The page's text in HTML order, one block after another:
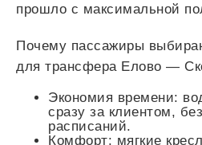
прошло с максимальной
Почему пассажиры
для трансфера Елово —
Экономия времени:
сразу за клиентом,
расписаний.
Комфорт: мягкие